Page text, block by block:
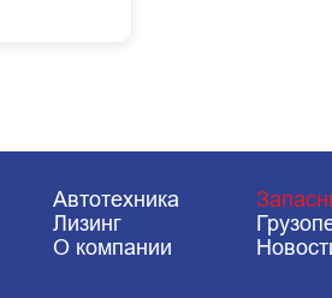
Автотехника
Лизинг
О компании